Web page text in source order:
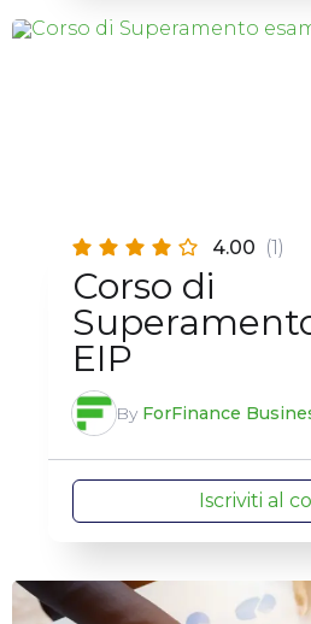
4.00 (1)
Corso di
EIP
By ForFinance
Iscriviti al